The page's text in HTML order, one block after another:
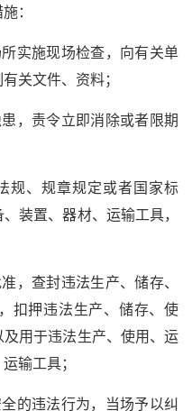
：
实施现场检查，向有关单
关文件、资料；
，责令立即消除或者限期
规、规章规定或者国家标
装置、器材、运输工具，
，查封违法生产、储存、
扣押违法生产、储存、使
用于违法生产、使用、运
输工具；
的违法行为，当场予以纠